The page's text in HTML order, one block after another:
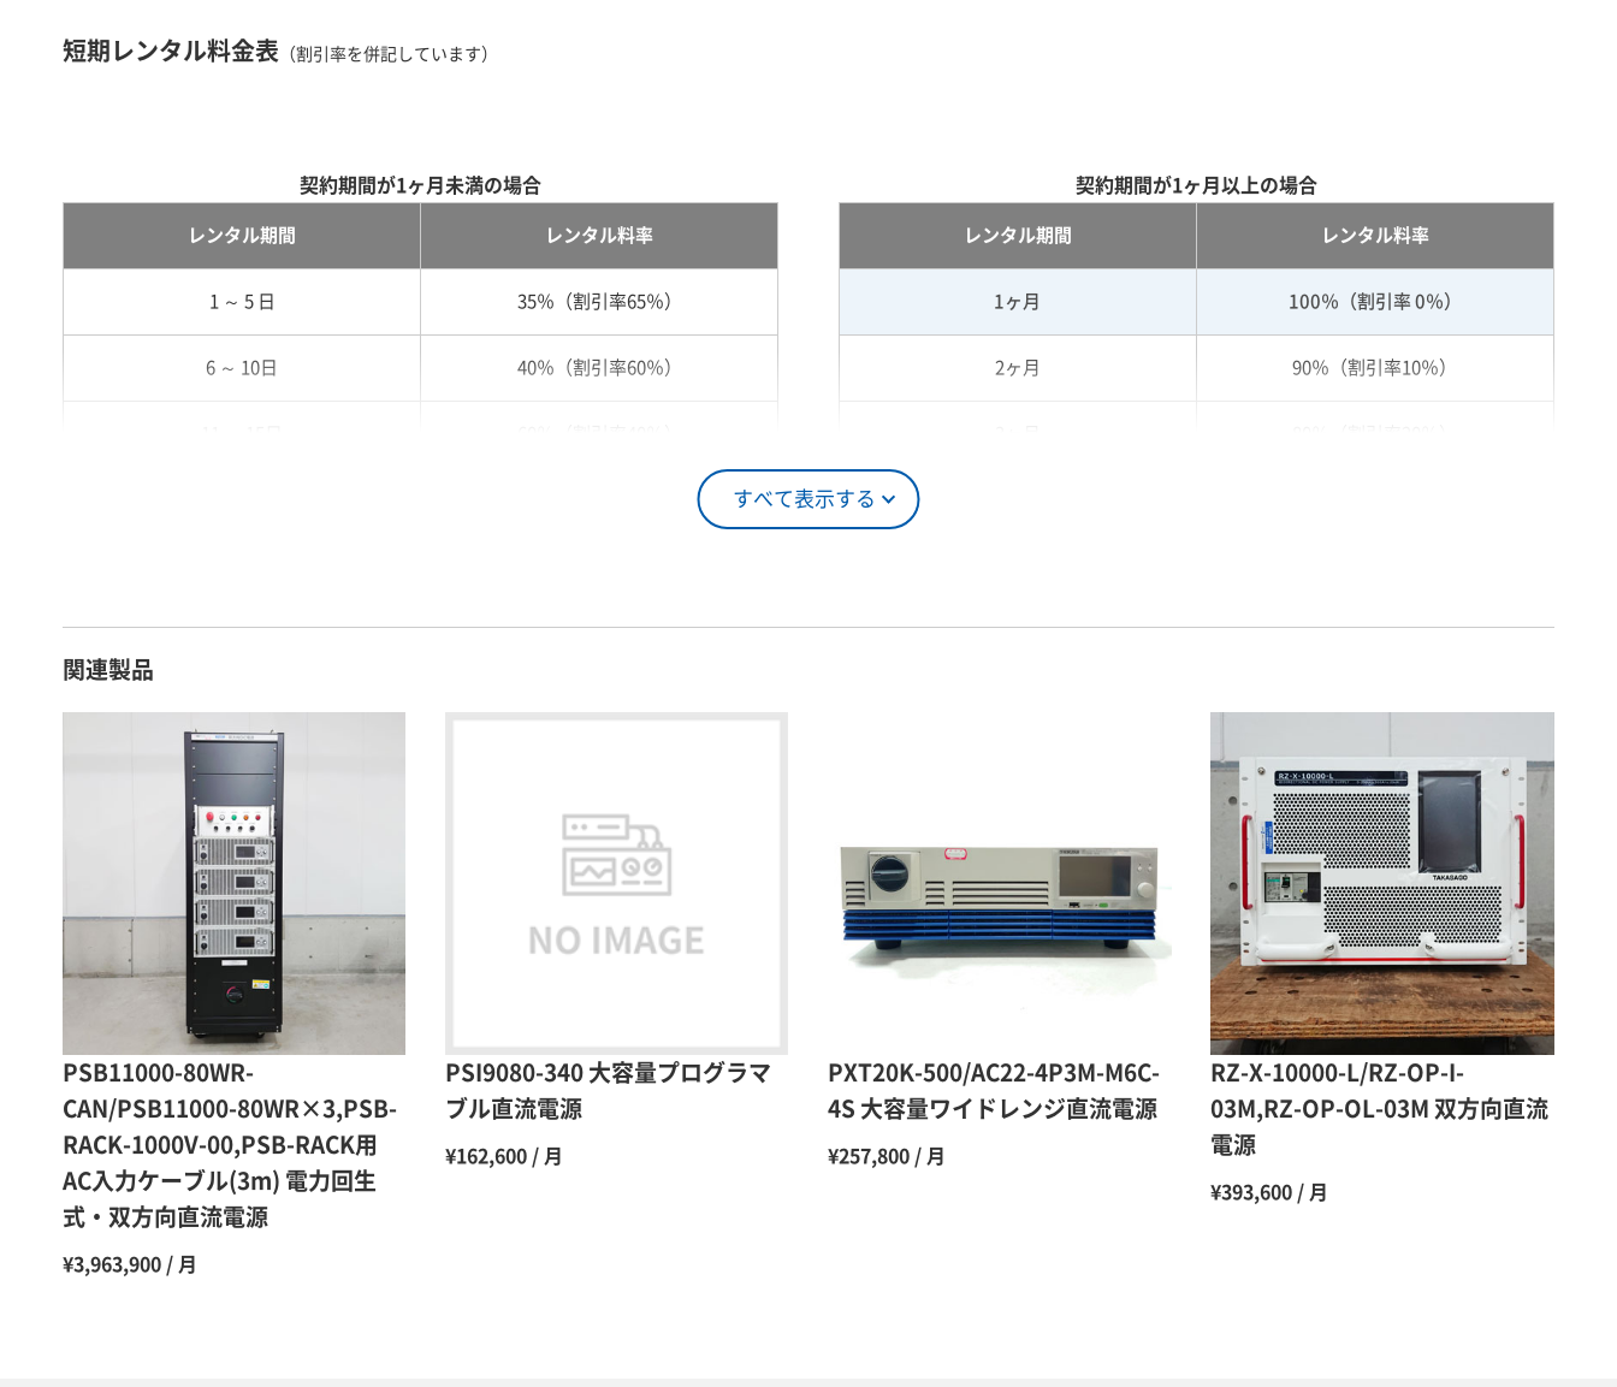
短期レンタル料金表 （割引率を併記しています）
すべて表示する
契約期間が1ヶ月未満の場合
レンタル期間 レンタル料率
1 ～ 5 日 35％（割引率65％）
6 ～ 10日 40％（割引率60％）
26日 ～ 1ヶ月 100％（割引率 0％）
契約期間が1ヶ月以上の場合
レンタル期間 レンタル料率
1ヶ月 100％（割引率 0％）
2ヶ月 90％（割引率10％）
6ヶ月 65％（割引率35％）
50％（割引率50％）
10ヶ月 48％（割引率52％）
11ヶ月 47％（割引率53％）
45％（割引率55％）
関連製品
PSB11000-80WR-
CAN/PSB11000-80WR×3,PSB-
RACK-1000V-00,PSB-RACK用
AC入力ケーブル(3m) 電力回生
式・双方向直流電源
¥3,963,900 / 月
PSI9080-340 大容量プログラマ
ブル直流電源
¥162,600 / 月
PXT20K-500/AC22-4P3M-M6C-
4S 大容量ワイドレンジ直流電源
¥257,800 / 月
RZ-X-10000-L/RZ-OP-I-
03M,RZ-OP-OL-03M 双方向直流
電源
¥393,600 / 月